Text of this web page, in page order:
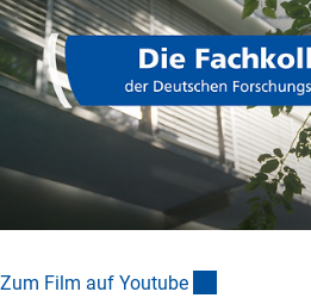
Zum Film auf Youtube